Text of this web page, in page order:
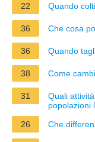
22 Quando
36 Che cosa
36 Quando
38 Come
31
Quali
popolazioni
26
Che